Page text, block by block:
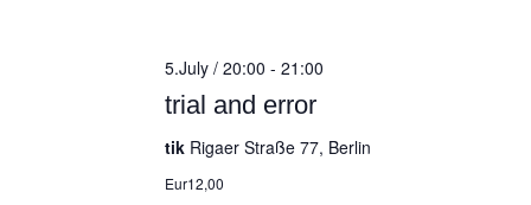
trial and error
5.July / 20:00 - 21:00
tik Rigaer Straße 77, Berlin
Eur12,00